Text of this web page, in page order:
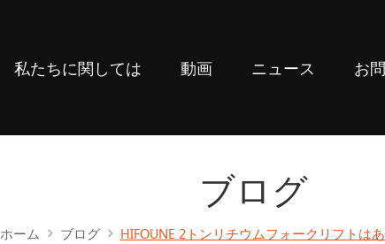
私たちに関しては 動画 ニュース お
ブログ
ホーム ブログ HIFOUNE 2トンリチウムフォークリフトは